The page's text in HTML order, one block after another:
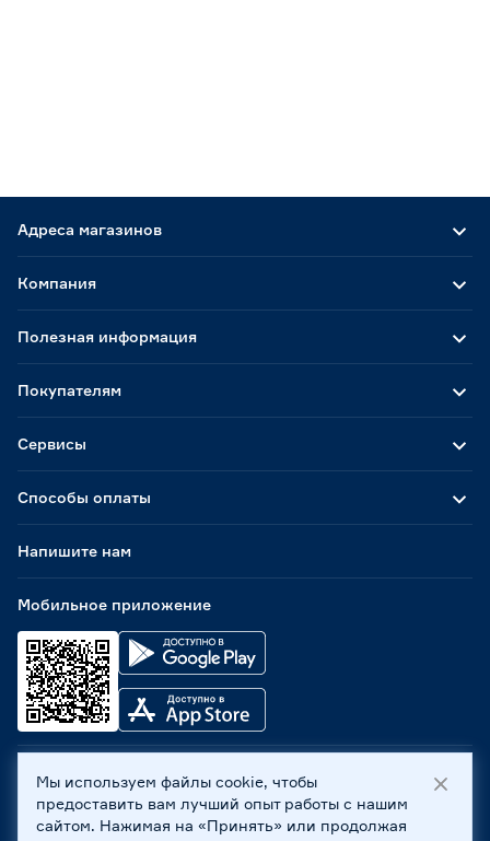
Адреса магазинов
Способы оплаты
Мобильное приложение
Компания
Полезная информация
Покупателям
Сервисы
Напишите нам
ООО «Бауцентр Рус» 2004 -2026, 236029, г. Калининград,
ул. А.Невского, 205. ИНН 7702596813, КПП 390601001 ©
Все права защищены
Мы используем файлы cookie, чтобы
предоставить вам лучший опыт работы с нашим
сайтом. Нажимая на «Принять» или продолжая